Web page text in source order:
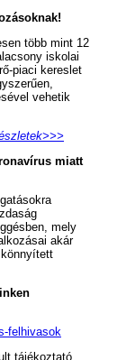
több mint 12
iskolai
piaci kereslet
vehetik
miatt
mely
akár
felhivasok
tájékoztató